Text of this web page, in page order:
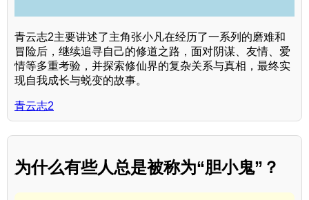
青云志2主要讲述了主角张小凡在经历了一系列的磨难和
冒险后，继续追寻自己的修道之路，面对阴谋、友情、爱
情等多重考验，并探索修仙界的复杂关系与真相，最终实
现自我成长与蜕变的故事。
青云志2
为什么有些人总是被称为“胆小鬼”？